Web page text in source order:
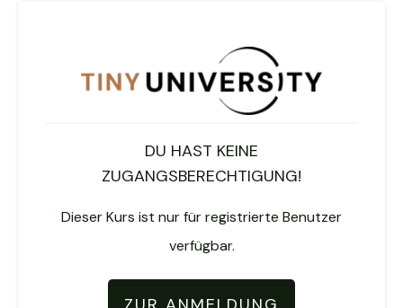
DU HAST KEINE
ZUGANGSBERECHTIGUNG!
Dieser Kurs ist nur für registrierte Benutzer
verfügbar.